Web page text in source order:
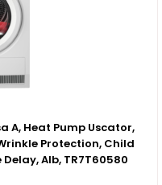
A, Heat Pump Uscator,
Protection, Child
Alb, TR7T60580